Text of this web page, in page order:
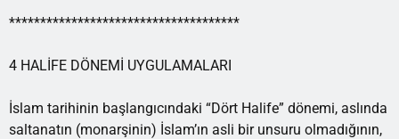
*************************************
4 HALİFE DÖNEMİ UYGULAMALARI
İslam tarihinin başlangıcındaki “Dört Halife” dönemi, aslında
saltanatın (monarşinin) İslam’ın asli bir unsuru olmadığının,